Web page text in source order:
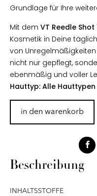
Grundlage für Ihre
Mit dem VT Reedle Shot
Kosmetik in Deine
von
nicht nur gepflegt,
ebenmäßig und voller
Hauttyp: Alle Hauttypen
in den warenkorb
Beschreibung
INHALTSSTOFFE